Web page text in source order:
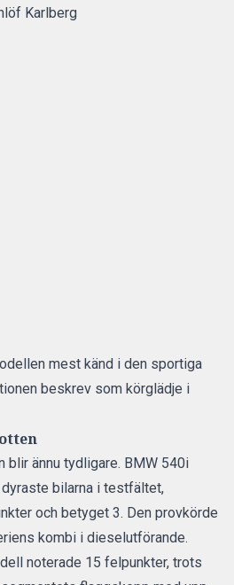
Karlberg
mest känd i den sportiga
beskrev som körglädje i
blir ännu tydligare. BMW 540i
bilarna i testfältet,
och betyget 3. Den provkörde
kombi i dieselutförande.
noterade 15 felpunkter, trots